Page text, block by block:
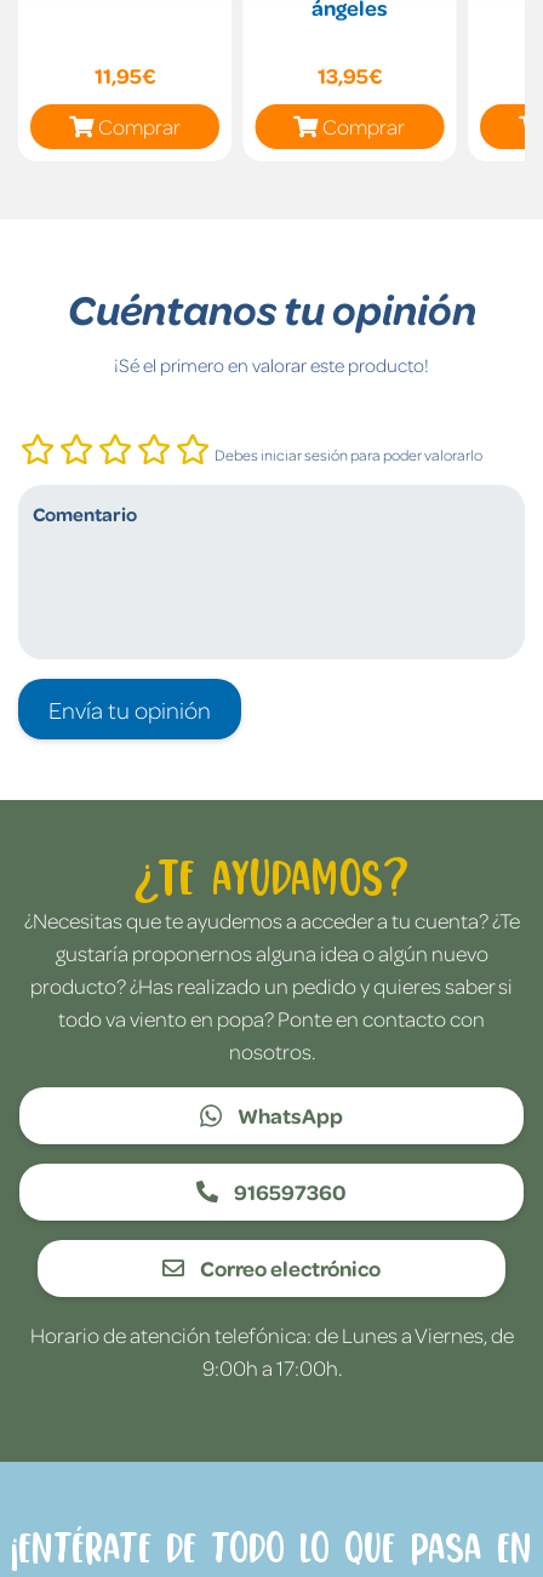
11,95€
Comprar
ángeles
13,95€
Comprar
Cuéntanos tu opinión
¡Sé el primero en valorar este producto!
Debes iniciar sesión para poder valorarlo
Envía tu opinión
¿Te ayudamos?
¿Necesitas que te ayudemos a acceder a tu cuenta? ¿Te
gustaría proponernos alguna idea o algún nuevo
producto? ¿Has realizado un pedido y quieres saber si
todo va viento en popa? Ponte en contacto con
nosotros.
WhatsApp
916597360
Correo electrónico
Horario de atención telefónica: de Lunes a Viernes, de
9:00h a 17:00h.
¡Entérate de todo lo que pasa en